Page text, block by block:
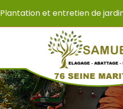
Plantation et entretien de